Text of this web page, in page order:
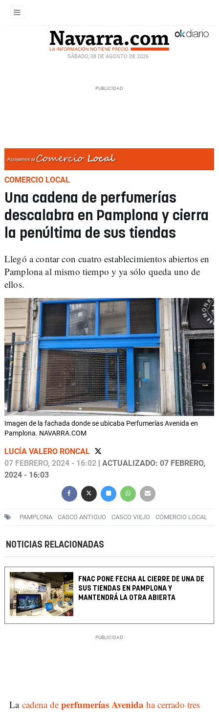
SÁBADO, 08 DE AGOSTO DE 2026
COMERCIO LOCAL
Una cadena de perfumerías
descalabra en Pamplona y cierra
la penúltima de sus tiendas
Llegó a contar con cuatro establecimientos abiertos en
Pamplona al mismo tiempo y ya sólo queda uno de
ellos.
Imagen de la fachada donde se ubicaba Perfumerías Avenida en
Pamplona. NAVARRA.COM
LUCÍA VALERO RONCAL
07 FEBRERO, 2024 - 16:02 | ACTUALIZADO: 07 FEBRERO,
2024 - 16:03
PAMPLONA CASCO ANTIGUO CASCO VIEJO COMERCIO LOCAL
NOTICIAS RELACIONADAS
FNAC PONE FECHA AL CIERRE DE UNA DE
SUS TIENDAS EN PAMPLONA Y
MANTENDRÁ LA OTRA ABIERTA
La cadena de perfumerías Avenida ha cerrado tres